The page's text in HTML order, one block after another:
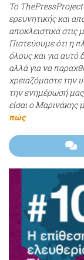
Το ThePressProject
ερευνητικής και
αποκλειστικά
Πιστεύουμε ότι η
όλους και για
αλλά για να
χρειαζόμαστε την
την ενημέρωσή
είσαι ο Μαρινάκης
πώς